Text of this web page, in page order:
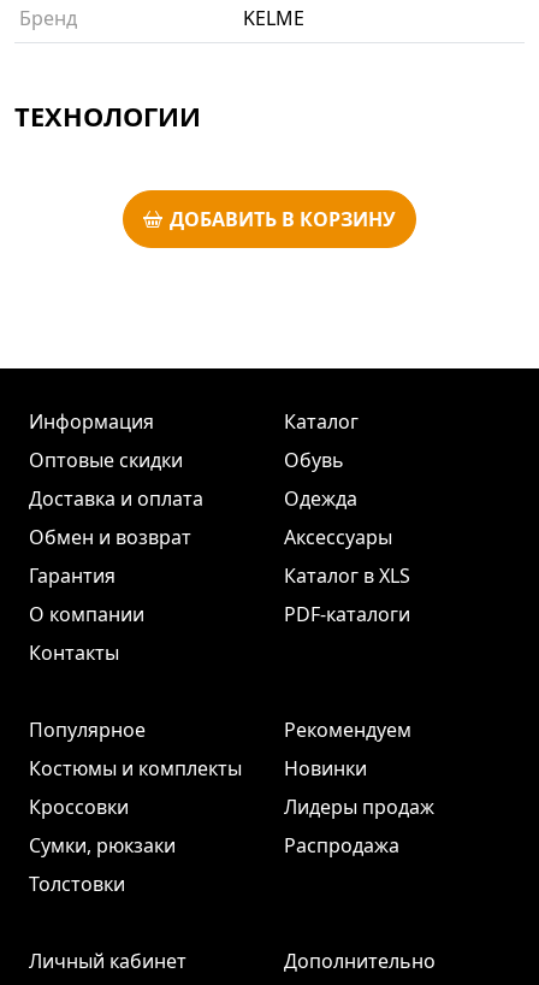
Бренд
KELME
ТЕХНОЛОГИИ
ДОБАВИТЬ В КОРЗИНУ
Информация
Оптовые скидки
Доставка и оплата
Обмен и возврат
Гарантия
О компании
Контакты
Каталог
Обувь
Одежда
Аксессуары
Каталог в XLS
PDF-каталоги
Популярное
Костюмы и комплекты
Кроссовки
Сумки, рюкзаки
Толстовки
Рекомендуем
Новинки
Лидеры продаж
Распродажа
Личный кабинет Дополнительно